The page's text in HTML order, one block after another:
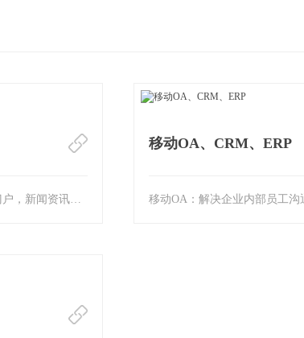
企事业单位内网：企事业内部门户，新闻资讯、制度规范、员工服务交流平台，对内宣传企···
移动OA、CRM、ERP